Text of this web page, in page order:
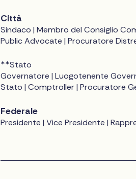
Città
Sindaco | Membro del Consiglio
Public Advocate | Procuratore
**Stato
Governatore | Luogotenente
Stato | Comptroller | Procuratore
Federale
Presidente | Vice Presidente |